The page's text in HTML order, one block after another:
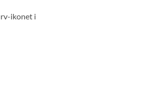
ikonet i